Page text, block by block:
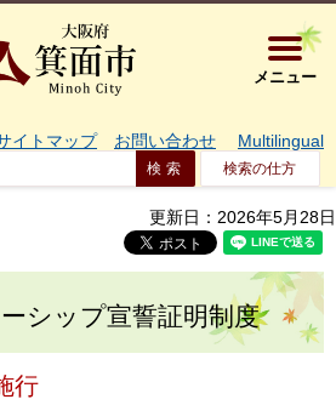
大阪府箕
メニュー
イトマップ お問い合わせ Multilingual
検索の仕方
更新日：2026年5月28日
シップ宣誓証明制度
行